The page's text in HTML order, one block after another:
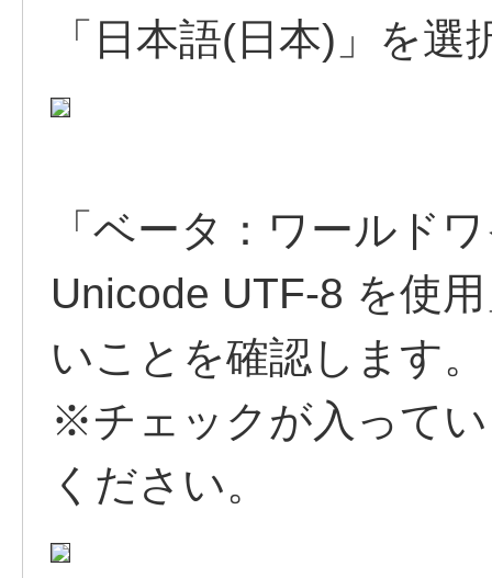
「日本語(日本)」を
「ベータ：ワールド
Unicode UTF-8 を使
いことを確認します。
※チェックが入って
ください。